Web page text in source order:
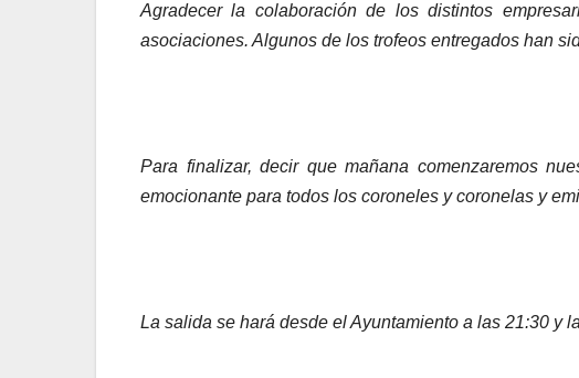
Agradecer la colaboración de los distintos
asociaciones. Algunos de los trofeos entregados han
Para finalizar, decir que mañana comenzaremos
emocionante para todos los coroneles y coronelas y
La salida se hará desde el Ayuntamiento a las 21:30 y